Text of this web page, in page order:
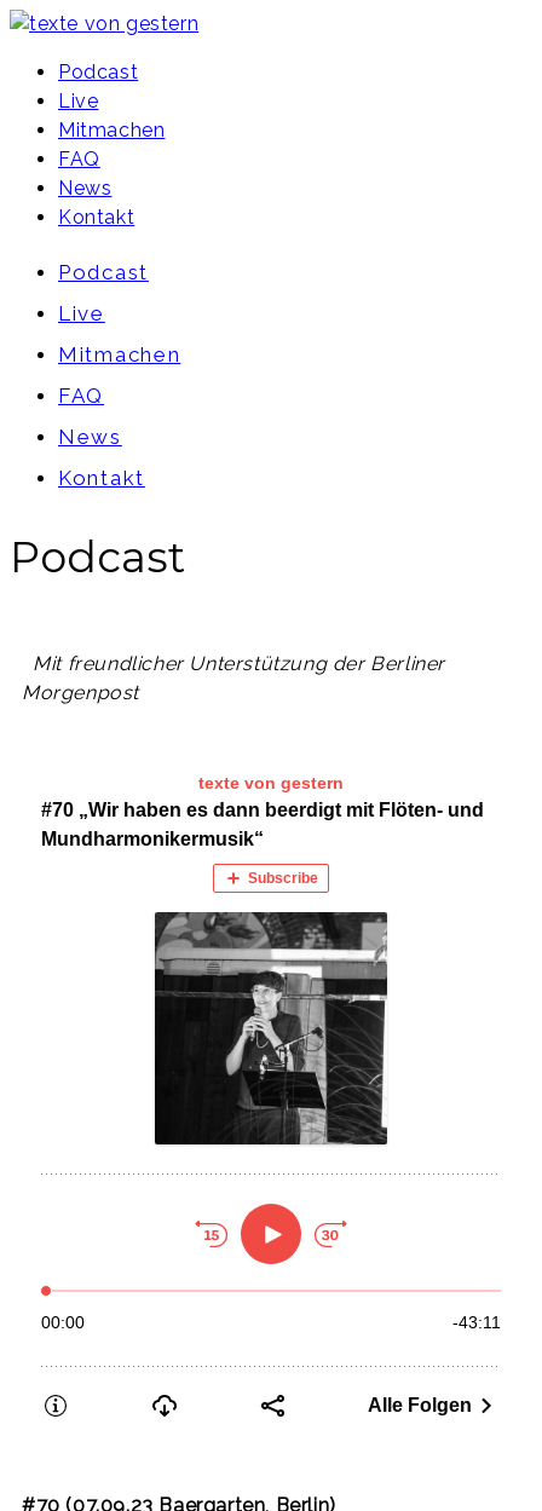
Podcast
Live
Mitmachen
FAQ
News
Kontakt
Podcast
Live
Mitmachen
FAQ
News
Kontakt
Podcast
Mit freundlicher Unterstützung der Berliner
Morgenpost
#70 (07.09.23 Baergarten, Berlin)